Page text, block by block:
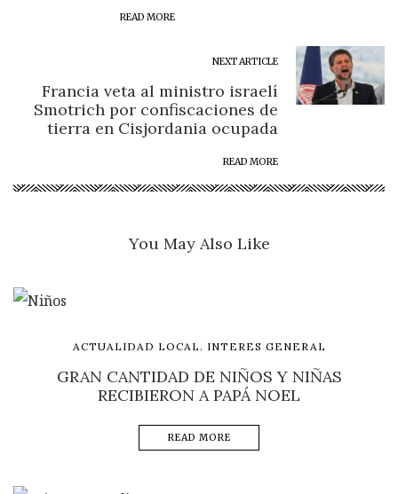
READ MORE
NEXT ARTICLE
Francia veta al ministro israelí
Smotrich por confiscaciones de
tierra en Cisjordania ocupada
READ MORE
You May Also Like
ACTUALIDAD LOCAL , INTERES GENERAL
GRAN CANTIDAD DE NIÑOS Y NIÑAS
RECIBIERON A PAPÁ NOEL
READ MORE